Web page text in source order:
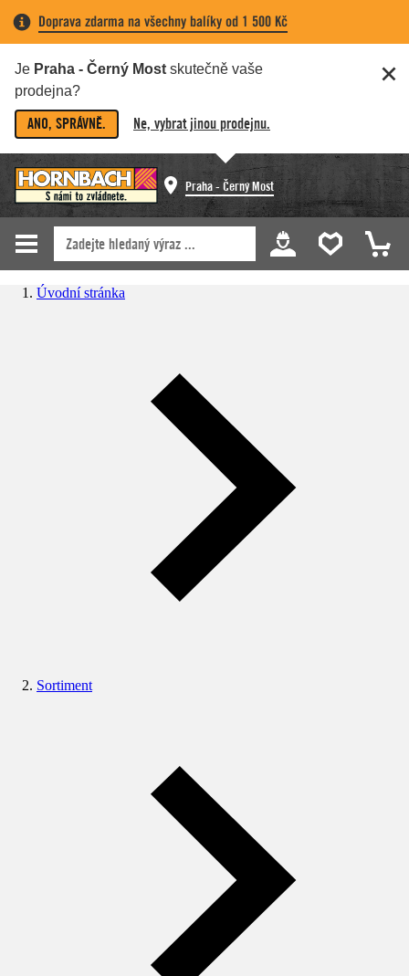
Doprava zdarma na všechny balíky od 1 500 Kč
Je Praha - Černý Most skutečně vaše
prodejna?
ANO, SPRÁVNĚ. Ne, vybrat jinou prodejnu.
Praha - Černý Most
Úvodní stránka
Sortiment